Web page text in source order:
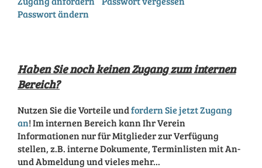
Passwort ändern
Haben Sie noch keinen Zugang zum internen
Bereich?
Nutzen Sie die Vorteile undfordern Sie jetzt Zugang
an! Im internen Bereich kann Ihr Verein
Informationen nur für Mitglieder zur Verfügung
stellen, z.B. interne Dokumente, Terminlisten mit An-
und Abmeldung und vieles mehr...